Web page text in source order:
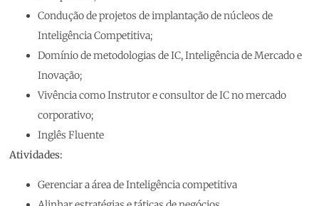
Condução de projetos de implantação de núcleos de
Inteligência Competitiva;
Domínio de metodologias de IC, Inteligência de Mercado e
Inovação;
Vivência como Instrutor e consultor de IC no mercado
corporativo;
Inglês Fluente
Atividades:
Gerenciar a área de Inteligência competitiva